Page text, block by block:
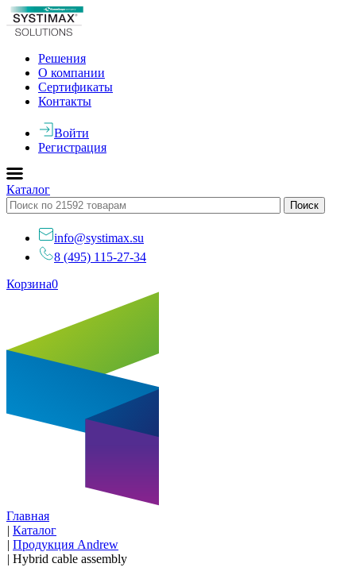
Решения
О компании
Сертификаты
Контакты
Войти
Регистрация
Каталог
info@systimax.su
8 (495) 115-27-34
Корзина0
Главная
| Каталог
| Продукция Andrew
| Hybrid cable assembly